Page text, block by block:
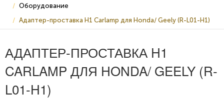
Оборудование
Адаптер-проставка H1 Carlamp для Honda/ Geely (R-L01-H1)
АДАПТЕР-ПРОСТАВКА H1
CARLAMP ДЛЯ HONDA/ GEELY (R-
L01-H1)